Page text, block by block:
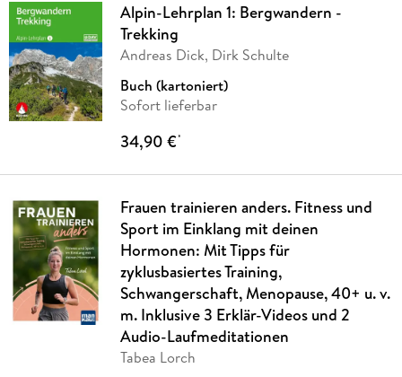
Alpin-Lehrplan 1: Bergwandern -
Trekking
Andreas Dick, Dirk Schulte
Buch (kartoniert)
Sofort lieferbar
34,90 €*
Frauen trainieren anders. Fitness und
Sport im Einklang mit deinen
Hormonen: Mit Tipps für
zyklusbasiertes Training,
Schwangerschaft, Menopause, 40+ u. v.
m. Inklusive 3 Erklär-Videos und 2
Audio-Laufmeditationen
Tabea Lorch